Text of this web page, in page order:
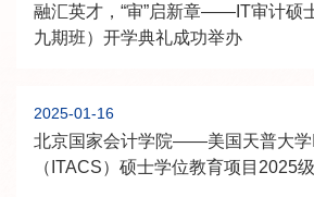
融汇英才，“审”启新章——IT审计硕
九期班）开学典礼成功举办
2025-01-16
北京国家会计学院——美国天普大学
（ITACS）硕士学位教育项目2025